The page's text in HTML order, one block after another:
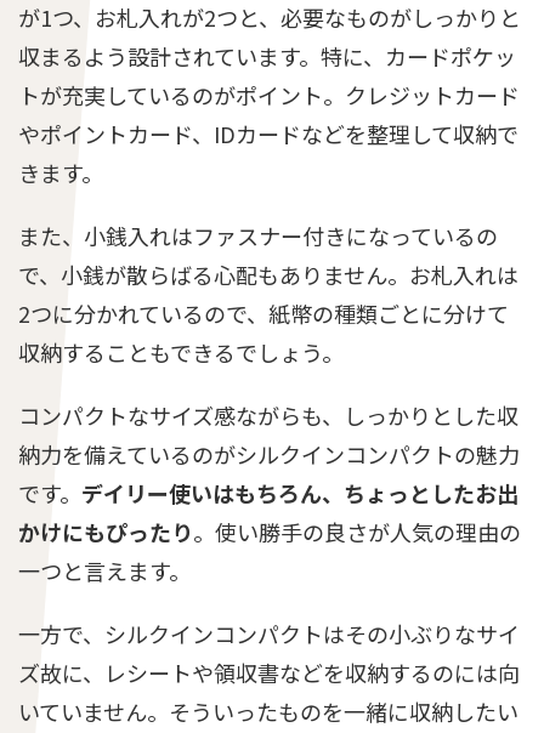
が1つ、お札入れが2つと、必要なものがしっかりと
収まるよう設計されています。特に、カードポケッ
トが充実しているのがポイント。クレジットカード
やポイントカード、IDカードなどを整理して収納で
きます。
また、小銭入れはファスナー付きになっているの
で、小銭が散らばる心配もありません。お札入れは
2つに分かれているので、紙幣の種類ごとに分けて
収納することもできるでしょう。
コンパクトなサイズ感ながらも、しっかりとした収
納力を備えているのがシルクインコンパクトの魅力
です。 デイリー使いはもちろん、ちょっとしたお出
かけにもぴったり。使い勝手の良さが人気の理由の
一つと言えます。
一方で、シルクインコンパクトはその小ぶりなサイ
ズ故に、レシートや領収書などを収納するのには向
いていません。そういったものを一緒に収納したい